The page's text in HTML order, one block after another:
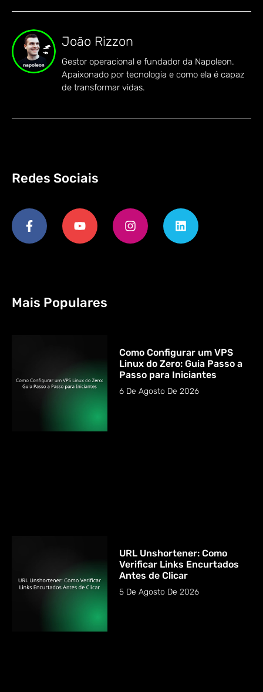
João Rizzon
Gestor operacional e fundador da Napoleon.
Apaixonado por tecnologia e como ela é capaz
de transformar vidas.
Redes Sociais
Mais Populares
Como Configurar um VPS
Linux do Zero: Guia Passo a
Passo para Iniciantes
6 De Agosto De 2026
URL Unshortener: Como
Verificar Links Encurtados
Antes de Clicar
5 De Agosto De 2026